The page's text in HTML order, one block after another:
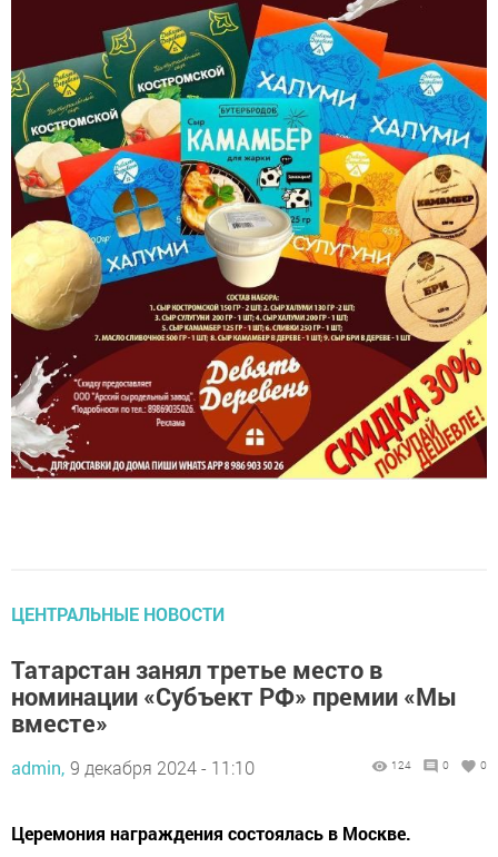
Татарстан занял третье место в
номинации «Субъект РФ» премии «Мы
вместе»